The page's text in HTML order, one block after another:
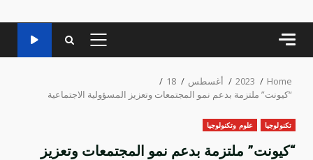
PRIMARY
Home
2023 أغسطس
18
“كيونت” ملتزمة بدعم نمو المجتمعات وتعزيز المسؤولية الاجتماعية
تكنولوجيا علوم وتكنولوجيا
“كيونت” ملتزمة بدعم نمو المجتمعات وتعزيز